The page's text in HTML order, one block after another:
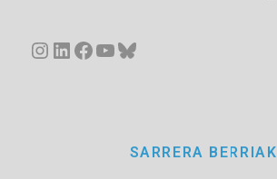
Instagram
LinkedIn
Facebook
YouTube
Bluesky
SARRERA BERRIAK